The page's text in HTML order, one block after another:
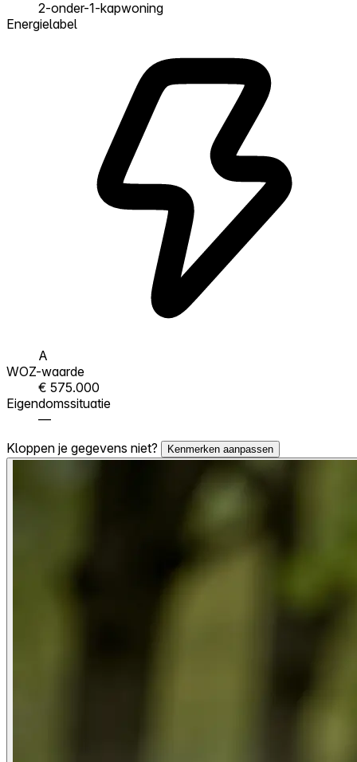
2-onder-1-kapwoning
Energielabel
A
WOZ-waarde
€ 575.000
Eigendomssituatie
—
Kloppen je gegevens niet?
Kenmerken aanpassen